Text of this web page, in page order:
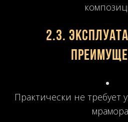
2.3.
Практически не требует